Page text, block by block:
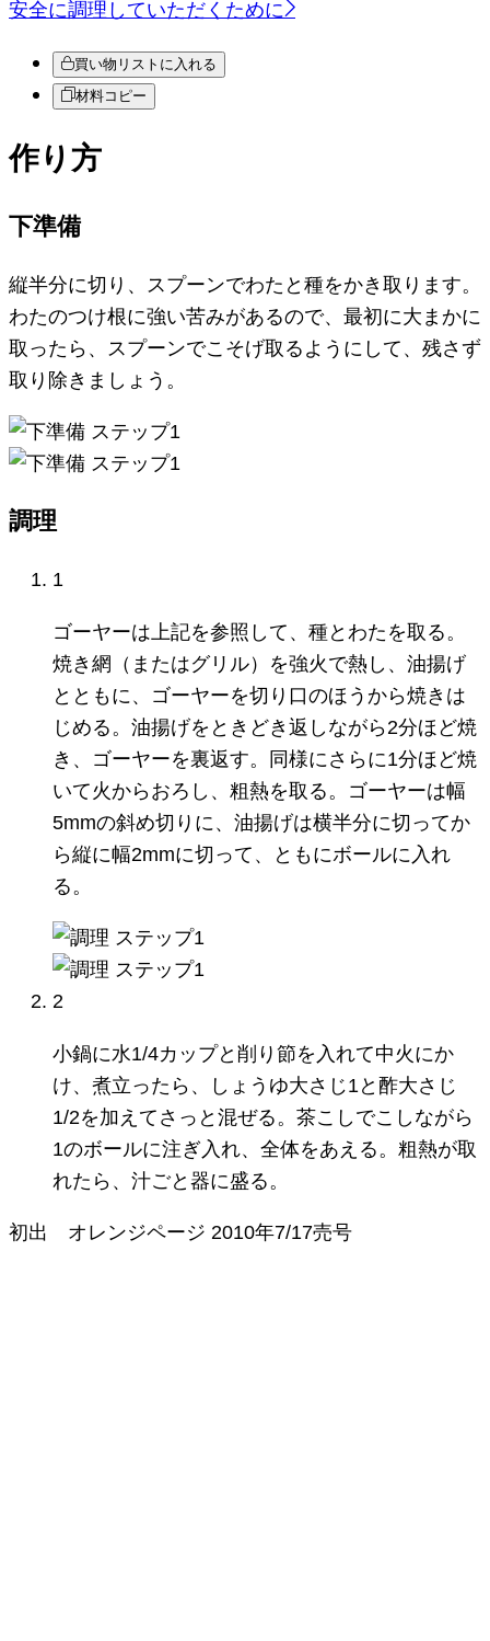
安全に調理していただくために
買い物リストに入れる
材料コピー
作り方
下準備
縦半分に切り、スプーンでわたと種をかき取ります。
わたのつけ根に強い苦みがあるので、最初に大まかに
取ったら、スプーンでこそげ取るようにして、残さず
取り除きましょう。
調理
1
ゴーヤーは上記を参照して、種とわたを取る。
焼き網（またはグリル）を強火で熱し、油揚げ
とともに、ゴーヤーを切り口のほうから焼きは
じめる。油揚げをときどき返しながら2分ほど焼
き、ゴーヤーを裏返す。同様にさらに1分ほど焼
いて火からおろし、粗熱を取る。ゴーヤーは幅
5mmの斜め切りに、油揚げは横半分に切ってか
ら縦に幅2mmに切って、ともにボールに入れ
る。
2
小鍋に水1/4カップと削り節を入れて中火にか
け、煮立ったら、しょうゆ大さじ1と酢大さじ
1/2を加えてさっと混ぜる。茶こしでこしながら
1のボールに注ぎ入れ、全体をあえる。粗熱が取
れたら、汁ごと器に盛る。
初出 オレンジページ 2010年7/17売号